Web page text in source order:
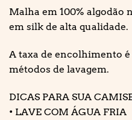
Malha em 100% algodão
em silk de alta qualidade.
A taxa de encolhimento
métodos de lavagem.
DICAS PARA SUA
• LAVE COM ÁGUA FRIA